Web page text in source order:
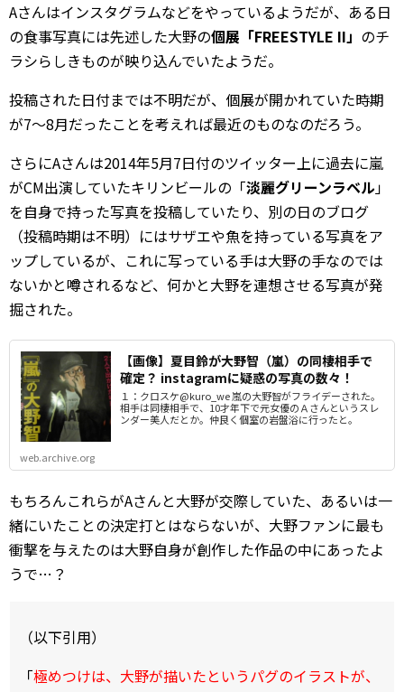
Aさんはインスタグラムなどをやっているようだが、ある日
の食事写真には先述した大野の個展「FREESTYLE II」 のチ
ラシらしきものが映り込んでいたようだ。
投稿された日付までは不明だが、個展が開かれていた時期
が7～8月だったことを考えれば最近のものなのだろう。
さらにAさんは2014年5月7日付のツイッター上に過去に嵐
がCM出演していたキリンビールの「淡麗グリーンラベル」
を自身で持った写真を投稿していたり、別の日のブログ
（投稿時期は不明）にはサザエや魚を持っている写真をア
ップしているが、これに写っている手は大野の手なのでは
ないかと噂されるなど、何かと大野を連想させる写真が発
掘された。
【画像】夏目鈴が大野智（嵐）の同棲相手で
確定？ instagramに疑惑の写真の数々！
１：クロスケ@kuro_we 嵐の大野智がフライデーされた。
相手は同棲相手で、10才年下で元女優のＡさんというスレ
ンダー美人だとか。仲良く個室の岩盤浴に行ったと。
web.archive.org
もちろんこれらがAさんと大野が交際していた、あるいは一
緒にいたことの決定打とはならないが、大野ファンに最も
衝撃を与えたのは大野自身が創作した作品の中にあったよ
うで…？
（以下引用）
「極めつけは、大野が描いたというパグのイラストが、